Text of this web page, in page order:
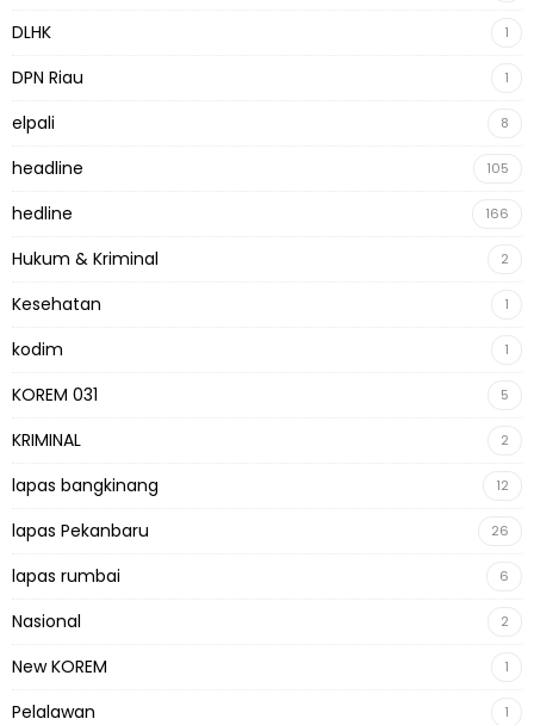
DLHK 1
DPN Riau 1
elpali 8
headline 105
hedline 166
Hukum & Kriminal 2
Kesehatan 1
kodim 1
KOREM 031 5
KRIMINAL 2
lapas bangkinang 12
lapas Pekanbaru 26
lapas rumbai 6
Nasional 2
New KOREM 1
Pelalawan 1